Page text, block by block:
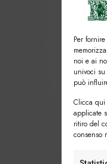
Per
noi e ai
univoci
può
Clicca qui
applicate
ritiro del
consenso